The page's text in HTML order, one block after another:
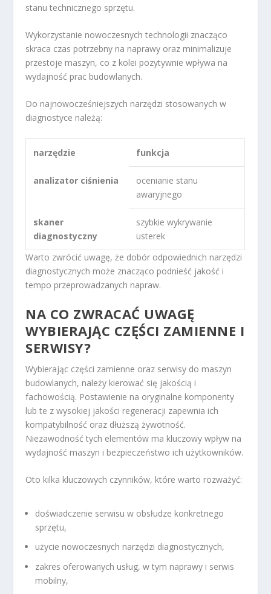
stanu technicznego sprzętu.
Wykorzystanie nowoczesnych technologii znacząco
skraca czas potrzebny na naprawy oraz minimalizuje
przestoje maszyn, co z kolei pozytywnie wpływa na
wydajność prac budowlanych.
Do najnowocześniejszych narzędzi stosowanych w
diagnostyce należą:
narzędzie funkcja
analizator ciśnienia
ocenianie stanu
awaryjnego
skaner
diagnostyczny
szybkie wykrywanie
usterek
Warto zwrócić uwagę, że dobór odpowiednich narzędzi
diagnostycznych może znacząco podnieść jakość i
tempo przeprowadzanych napraw.
NA CO ZWRACAĆ UWAGĘ
WYBIERAJĄC CZĘŚCI ZAMIENNE I
SERWISY?
Wybierając części zamienne oraz serwisy do maszyn
budowlanych, należy kierować się jakością i
fachowością. Postawienie na oryginalne komponenty
lub te z wysokiej jakości regeneracji zapewnia ich
kompatybilność oraz dłuższą żywotność.
Niezawodność tych elementów ma kluczowy wpływ na
wydajność maszyn i bezpieczeństwo ich użytkowników.
Oto kilka kluczowych czynników, które warto rozważyć:
doświadczenie serwisu w obsłudze konkretnego
sprzętu,
użycie nowoczesnych narzędzi diagnostycznych,
zakres oferowanych usług, w tym naprawy i serwis
mobilny,